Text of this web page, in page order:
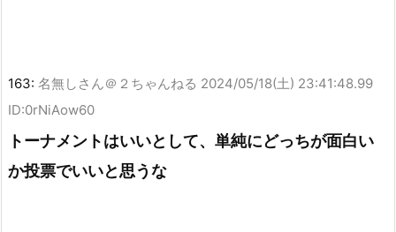
163: 名無しさん＠２ちゃんねる 2024/05/18(土) 23:41:48.99
ID:0rNiAow60
トーナメントはいいとして、単純にどっちが面白い
か投票でいいと思うな